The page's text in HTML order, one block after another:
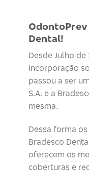
Dental!
Desde Julho
incorporação
passou a ser
S.A. e a
mesma.
Dessa forma
Bradesco
oferecem os
coberturas e